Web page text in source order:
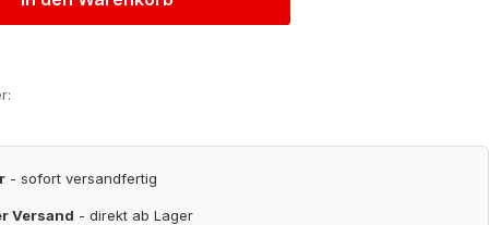
- sofort versandfertig
Versand - direkt ab Lager